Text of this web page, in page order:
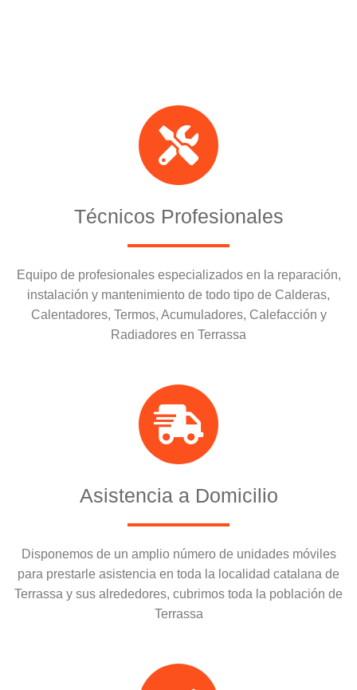
Técnicos Profesionales
Equipo de profesionales especializados en la reparación,
instalación y mantenimiento de todo tipo de Calderas,
Calentadores, Termos, Acumuladores, Calefacción y
Radiadores en Terrassa
Asistencia a Domicilio
Disponemos de un amplio número de unidades móviles
para prestarle asistencia en toda la localidad catalana de
Terrassa y sus alrededores, cubrimos toda la población de
Terrassa